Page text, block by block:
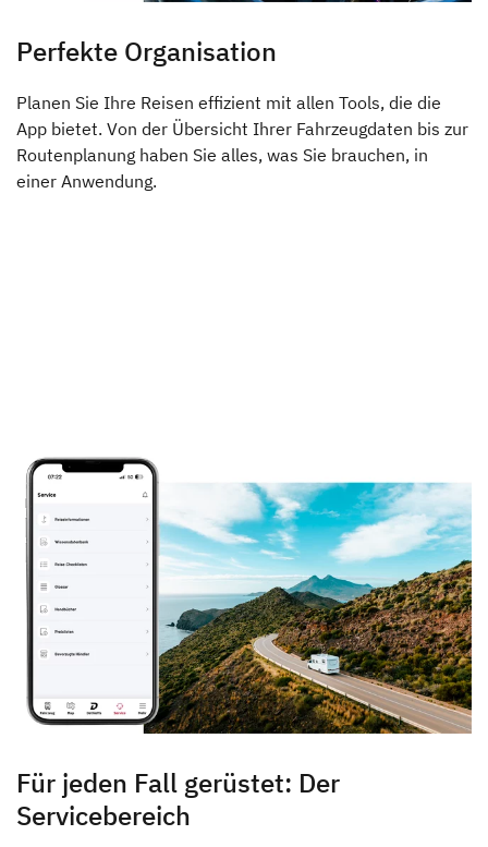
Perfekte Organisation
Planen Sie Ihre Reisen effizient mit allen Tools, die die
App bietet. Von der Übersicht Ihrer Fahrzeugdaten bis zur
Routenplanung haben Sie alles, was Sie brauchen, in
einer Anwendung.
Für jeden Fall gerüstet: Der
Servicebereich